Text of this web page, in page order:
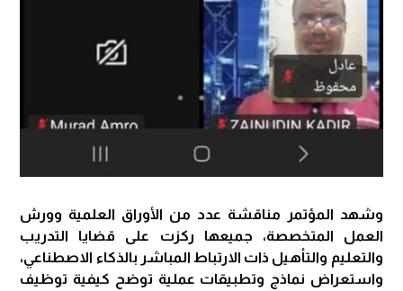
وشهد المؤتمر مناقشة عدد من الأوراق العلمية وورش
العمل المتخصصة، جميعها ركزت على قضايا التدريب
والتعليم والتأهيل ذات الارتباط المباشر بالذكاء الاصطناعي،
واستعراض نماذج وتطبيقات عملية توضح كيفية توظيف